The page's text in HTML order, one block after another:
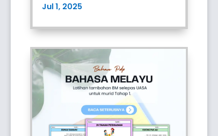
Jul 1, 2025